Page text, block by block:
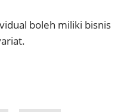
boleh miliki bisnis